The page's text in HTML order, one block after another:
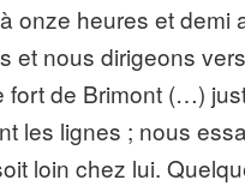
onze heures et
et nous dirigeons
fort de Brimont (…)
les lignes ; nous
loin chez lui.